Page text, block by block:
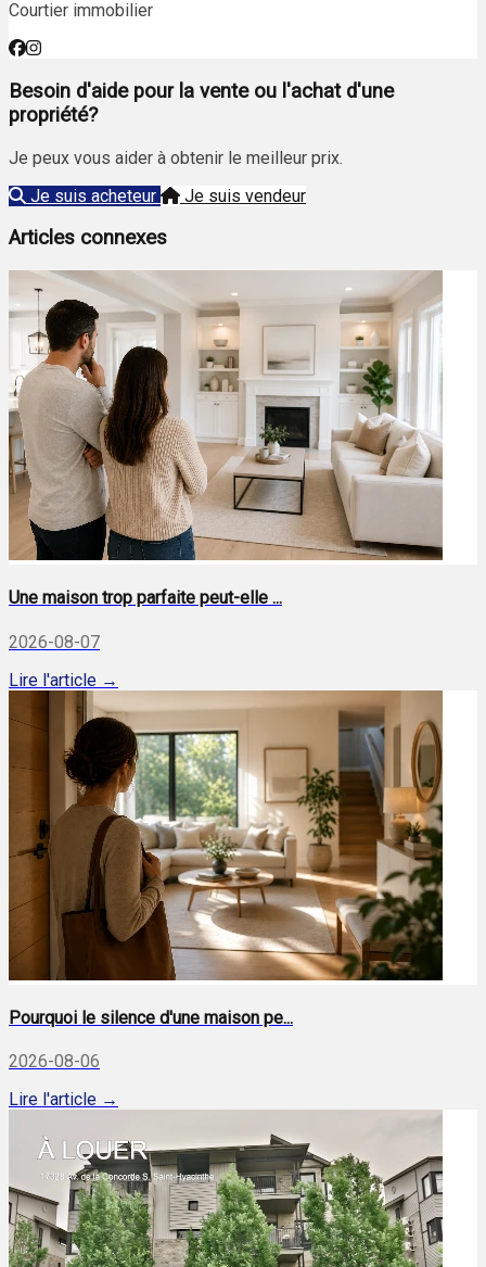
Courtier immobilier
Besoin d'aide pour la vente ou l'achat d'une
propriété?
Je peux vous aider à obtenir le meilleur prix.
Je suis acheteur
Je suis vendeur
Articles connexes
Une maison trop parfaite peut-elle ...
2026-08-07
Lire l'article →
Pourquoi le silence d'une maison pe...
2026-08-06
Lire l'article →